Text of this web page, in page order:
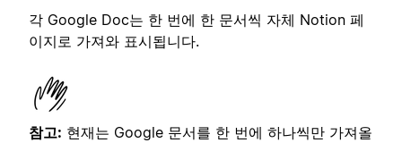
각 Google Doc는 한 번에 한 문서씩 자체 Notion 페
이지로 가져와 표시됩니다.
참고: 현재는 Google 문서를 한 번에 하나씩만 가져올